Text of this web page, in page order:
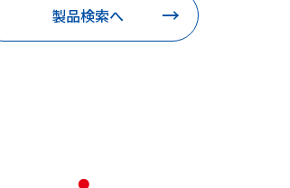
製品検索へ